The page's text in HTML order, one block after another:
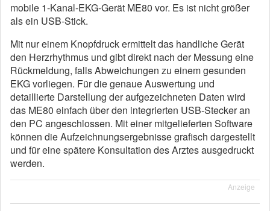
mobile 1-Kanal-EKG-Gerät ME80 vor. Es ist nicht größer
als ein USB-Stick.
Mit nur einem Knopfdruck ermittelt das handliche Gerät
den Herzrhythmus und gibt direkt nach der Messung eine
Rückmeldung, falls Abweichungen zu einem gesunden
EKG vorliegen. Für die genaue Auswertung und
detaillierte Darstellung der aufgezeichneten Daten wird
das ME80 einfach über den integrierten USB-Stecker an
den PC angeschlossen. Mit einer mitgelieferten Software
können die Aufzeichnungsergebnisse grafisch dargestellt
und für eine spätere Konsultation des Arztes ausgedruckt
werden.
Anzeige